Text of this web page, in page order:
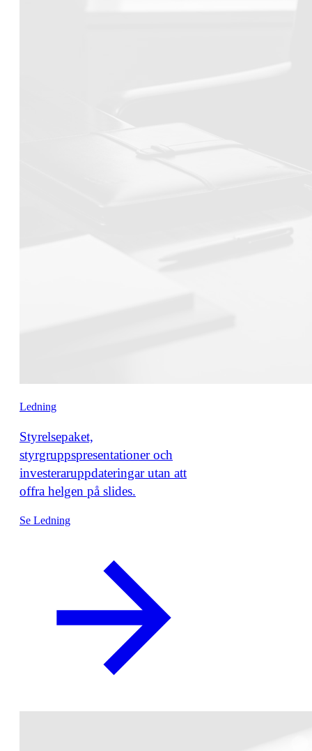
Ledning
Styrelsepaket,
styrgruppspresentationer och
investeraruppdateringar utan att
offra helgen på slides.
Se Ledning